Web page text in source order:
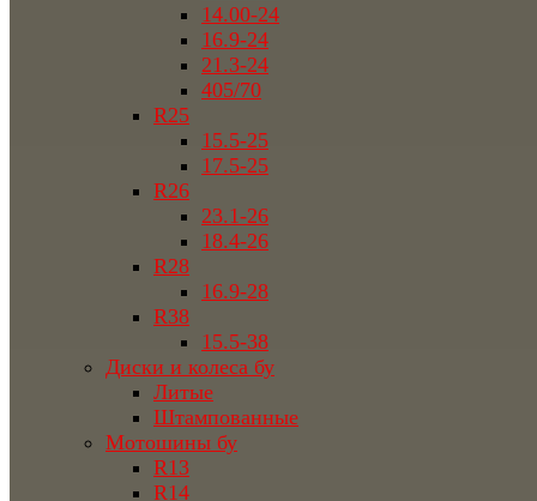
14.00-24
16.9-24
21.3-24
405/70
R25
15.5-25
17.5-25
R26
23.1-26
18.4-26
R28
16.9-28
R38
15.5-38
Диски и колеса бу
Литые
Штампованные
Мотошины бу
R13
R14